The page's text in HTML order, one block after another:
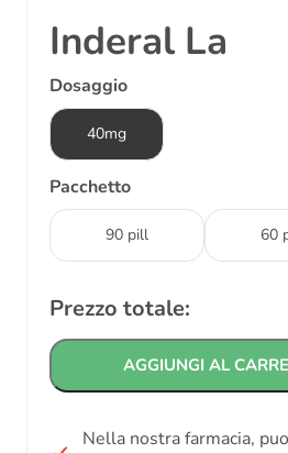
Inderal La
Dosaggio
40mg
Pacchetto
90 pill 60
Prezzo totale:
AGGIUNGI AL
Nella nostra farmacia,